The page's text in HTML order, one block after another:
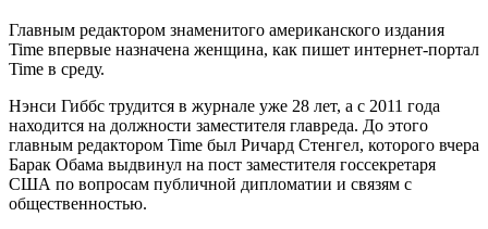
Главным редактором знаменитого американского издания
Time впервые назначена женщина, как пишет интернет-портал
Time в среду.
Нэнси Гиббс трудится в журнале уже 28 лет, а с 2011 года
находится на должности заместителя главреда. До этого
главным редактором Time был Ричард Стенгел, которого вчера
Барак Обама выдвинул на пост заместителя госсекретаря
США по вопросам публичной дипломатии и связям с
общественностью.